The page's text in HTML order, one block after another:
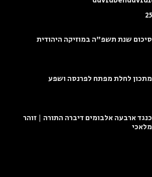
סיכום שנת תשפ"ה במוזיקה היהודית
מתכון לחלת מפתח לפרנסה ושפע
כנגד ארבעה אלבומים דיברה התורה | זוהר
מלאכי